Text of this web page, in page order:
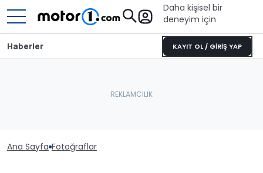
Daha kişisel bir
deneyim için
KAYIT OL / GİRİŞ YAP
Haberler
Ana Sayfa Fotoğraflar